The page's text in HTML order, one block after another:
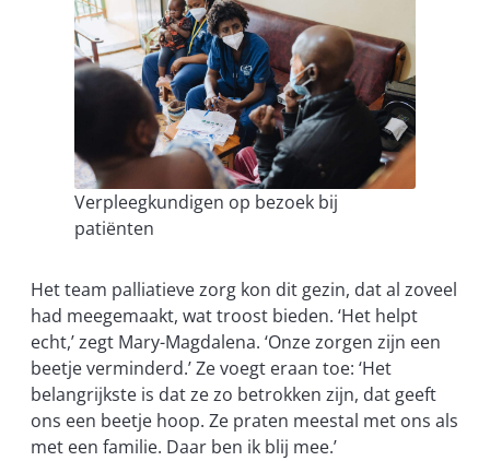
Verpleegkundigen op bezoek bij
patiënten
Het team palliatieve zorg kon dit gezin, dat al zoveel
had meegemaakt, wat troost bieden. ‘Het helpt
echt,’ zegt Mary-Magdalena. ‘Onze zorgen zijn een
beetje verminderd.’ Ze voegt eraan toe: ‘Het
belangrijkste is dat ze zo betrokken zijn, dat geeft
ons een beetje hoop. Ze praten meestal met ons als
met een familie. Daar ben ik blij mee.’